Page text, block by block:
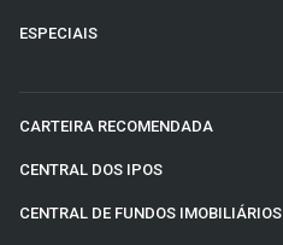
ESPECIAIS
CARTEIRA RECOMENDADA
CENTRAL DOS IPOS
CENTRAL DE FUNDOS IMOBILIÁRIOS